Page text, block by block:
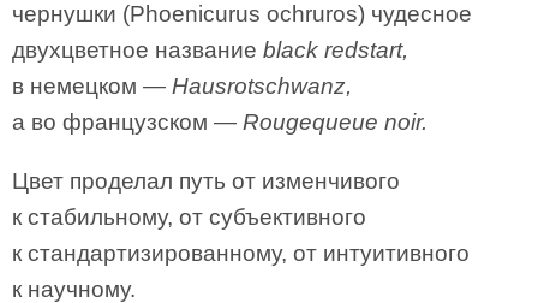
чернушки (Phoenicurus ochruros) чудесное
двухцветное название black redstart,
в немецком — Hausrotschwanz,
а во французском — Rougequeue noir.
Цвет проделал путь от изменчивого
к стабильному, от субъективного
к стандартизированному, от интуитивного
к научному.